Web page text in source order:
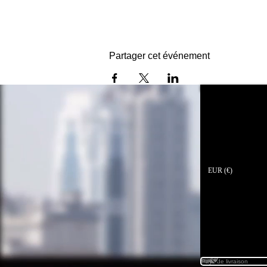
Partager cet événement
EUR (€)
EUR (€)